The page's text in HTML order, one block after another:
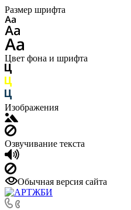
Размер шрифта
Цвет фона и шрифта
Изображения
Озвучивание текста
Обычная версия сайта